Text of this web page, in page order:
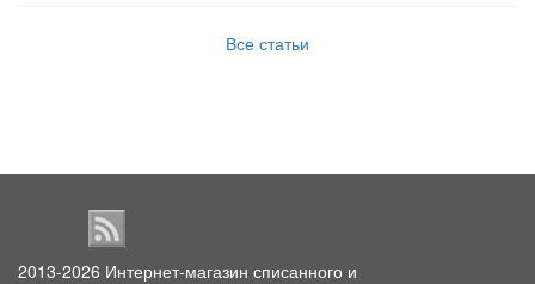
Все статьи
2013-2026 Интернет-магазин списанного и